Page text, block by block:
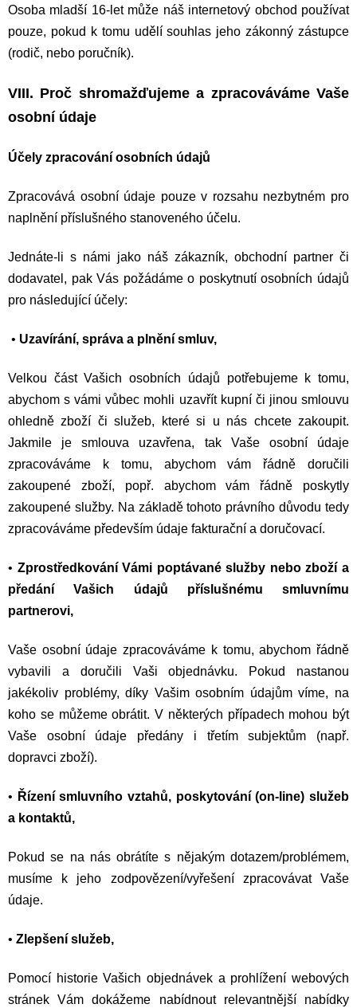
Osoba mladší 16-let může náš internetový obchod používat
pouze, pokud k tomu udělí souhlas jeho zákonný zástupce
(rodič, nebo poručník).
VIII. Proč shromažďujeme a zpracováváme Vaše
osobní údaje
Účely zpracování osobních údajů
Zpracovává osobní údaje pouze v rozsahu nezbytném pro
naplnění příslušného stanoveného účelu.
Jednáte-li s námi jako náš zákazník, obchodní partner či
dodavatel, pak Vás požádáme o poskytnutí osobních údajů
pro následující účely:
• Uzavírání, správa a plnění smluv,
Velkou část Vašich osobních údajů potřebujeme k tomu,
abychom s vámi vůbec mohli uzavřít kupní či jinou smlouvu
ohledně zboží či služeb, které si u nás chcete zakoupit.
Jakmile je smlouva uzavřena, tak Vaše osobní údaje
zpracováváme k tomu, abychom vám řádně doručili
zakoupené zboží, popř. abychom vám řádně poskytly
zakoupené služby. Na základě tohoto právního důvodu tedy
zpracováváme především údaje fakturační a doručovací.
• Zprostředkování Vámi poptávané služby nebo zboží a
předání Vašich údajů příslušnému smluvnímu
partnerovi,
Vaše osobní údaje zpracováváme k tomu, abychom řádně
vybavili a doručili Vaši objednávku. Pokud nastanou
jakékoliv problémy, díky Vašim osobním údajům víme, na
koho se můžeme obrátit. V některých případech mohou být
Vaše osobní údaje předány i třetím subjektům (např.
dopravci zboží).
• Řízení smluvního vztahů, poskytování (on-line) služeb
a kontaktů,
Pokud se na nás obrátíte s nějakým dotazem/problémem,
musíme k jeho zodpovězení/vyřešení zpracovávat Vaše
údaje.
• Zlepšení služeb,
Pomocí historie Vašich objednávek a prohlížení webových
stránek Vám dokážeme nabídnout relevantnější nabídky